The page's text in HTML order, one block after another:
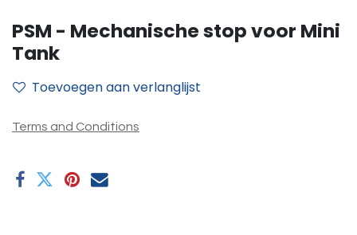
PSM - Mechanische stop voor Mini
Tank
Toevoegen aan verlanglijst
Terms and Conditions